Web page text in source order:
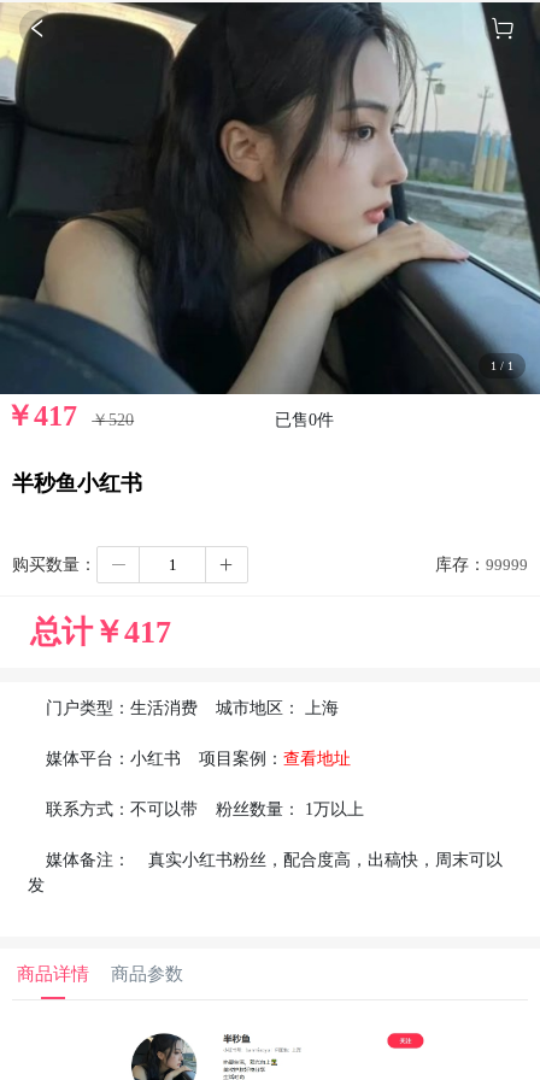
1 /1
￥417 ￥520 已售0件
半秒鱼小红书
购买数量： 库存： 99999
总计￥417
门户类型： 生活消费 城市地区： 上海
媒体平台： 小红书 项目案例： 查看地址
联系方式： 不可以带 粉丝数量： 1万以上
媒体备注：
真实小红书粉丝，配合度高，出稿快，周末可以
发
商品详情 商品参数